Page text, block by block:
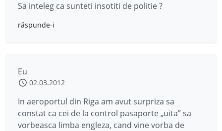
Sa inteleg ca sunteti insotiti de politie ?
răspunde-i
Eu
02.03.2012
In aeroportul din Riga am avut surpriza sa
constat ca cei de la control pasaporte „uita” sa
vorbeasca limba engleza, cand vine vorba de